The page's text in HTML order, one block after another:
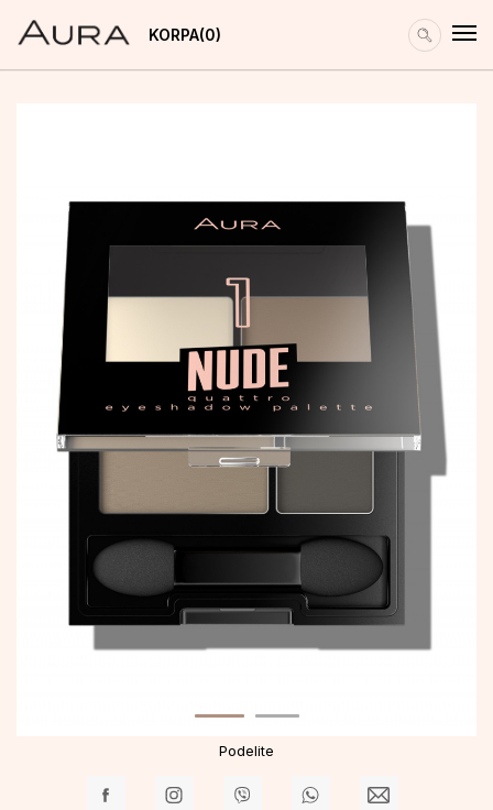
KORPA 0
Podelite